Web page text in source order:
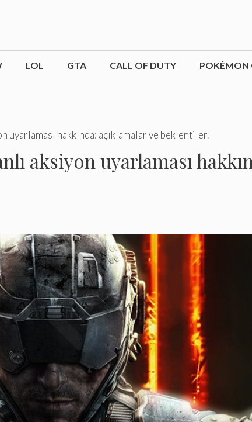
LOL GTA CALL OF DUTY POKÉMON
uyarlaması hakkında: açıklamalar ve beklentiler.
aksiyon uyarlaması